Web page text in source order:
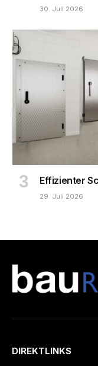
30. Juli 2026
Effizienter
29. Juli 2026
DIREKTLINKS